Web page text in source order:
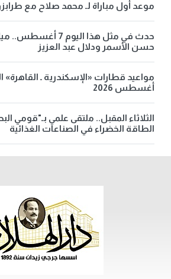
موعد أول مباراة لـ محمد صلاح مع
حدث في مثل هذا اليوم
حسن الأسمر ودلال عبد العزيز
أغسطس 2026
الثلاثاء المقبل.. ملتقى علمي بـ"قومي
الطاقة الخضراء في الصناعات الغذائية